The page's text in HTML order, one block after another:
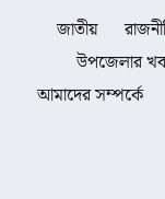
জাতীয়
উপজেলার
আমাদের সম্পর্কে